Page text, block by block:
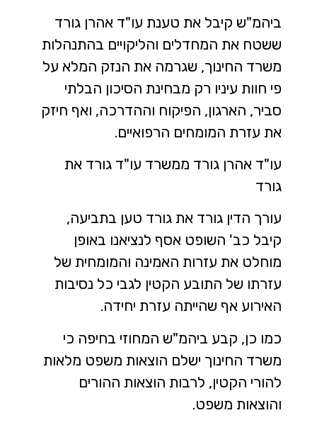
ביהמ"ש קיבל את טענת עו"ד אהרן גורד
ששטח את המחדלים והליקויים בהתנהלות
משרד החינוך, שגרמה את הנזק המלא על
פי חוות עיניו רק מבחינת הסיכון הבלתי
סביר, הארגון, הפיקוח וההדרכה, ואף חיזק
את עזרת המומחים הרפואיים.
עו"ד אהרן גורד ממשרד עו"ד גורד את
גורד
עורך הדין גורד את גורד טען בתביעה,
קיבל כב' השופט אסף לנציאנו באופן
מוחלט את עזרות האמינה והמומחית של
עזרתו של התובע הקטין לגבי כל נסיבות
האירוע אף שהייתה עזרת יחידה.
כמו כן, קבע ביהמ"ש המחוזי בחיפה כי
משרד החינוך ישלם הוצאות משפט מלאות
להורי הקטין, לרבות הוצאות ההורים
והוצאות משפט.